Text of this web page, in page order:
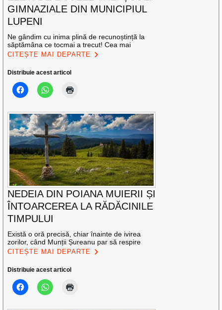
GIMNAZIALE DIN MUNICIPIUL
LUPENI
Ne gândim cu inima plină de recunoștință la
săptămâna ce tocmai a trecut! Cea mai
CITEȘTE MAI DEPARTE
Distribuie acest articol
NEDEIA DIN POIANA MUIERII ȘI
ÎNTOARCEREA LA RĂDĂCINILE
TIMPULUI
Există o oră precisă, chiar înainte de ivirea
zorilor, când Munții Șureanu par să respire
CITEȘTE MAI DEPARTE
Distribuie acest articol